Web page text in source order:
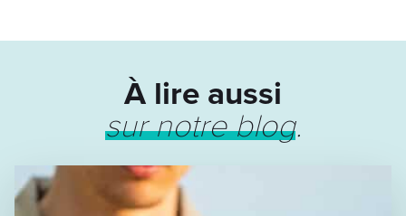
À lire aussi
sur notre blog.